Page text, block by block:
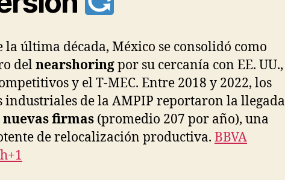
la última década, México se consolidó como
delnearshoringpor su cercanía con EE. UU.,
y el T-MEC. Entre 2018 y 2022, los
industriales de la AMPIP reportaron la llegada
nuevas firmas (promedio 207 por año), una
de relocalización productiva. BBVA